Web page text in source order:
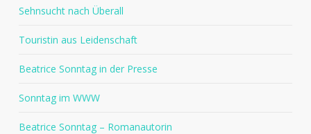
Sehnsucht nach Überall
Touristin aus Leidenschaft
Beatrice Sonntag in der Presse
Sonntag im WWW
Beatrice Sonntag – Romanautorin